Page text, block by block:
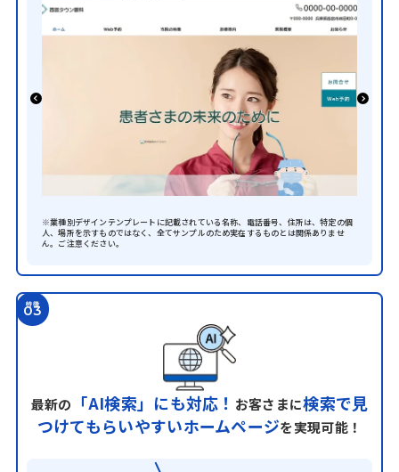
※業種別デザインテンプレートに記載されている名称、電話番号、住所は、特定の個
人、場所を示すものではなく、全てサンプルのため実在するものとは関係ありませ
ん。ご注意ください。
特徴
03
最新の 「AI検索」にも対応！ お客さまに検索で見
つけてもらいやすいホームページを実現可能！